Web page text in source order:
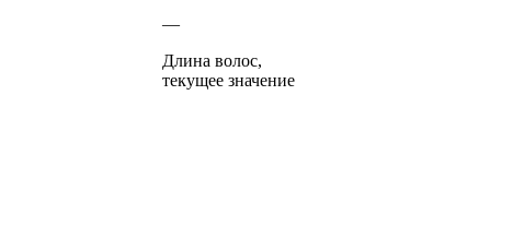
—
Длина волос,
текущее значение